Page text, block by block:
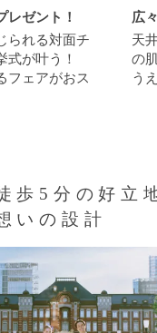
レゼント！
られる対面チ
式が叶う！
フェアがおス
広
天
の
う
歩5分の好立
いの設計